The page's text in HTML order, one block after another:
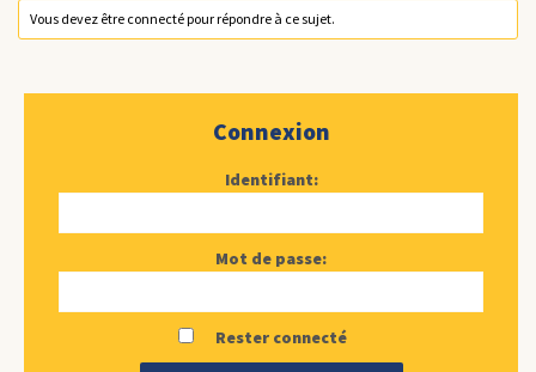
Vous devez être connecté pour répondre à ce sujet.
Connexion
Identifiant:
Mot de passe:
Rester connecté